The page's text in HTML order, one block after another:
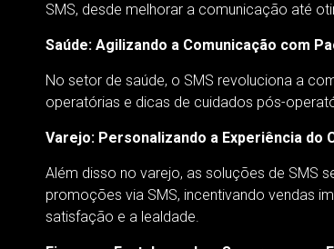
SMS, desde melhorar a comunicação até
Saúde: Agilizando a Comunicação com
No setor de saúde, o SMS revoluciona a
operatórias e dicas de cuidados pós-
Varejo: Personalizando a Experiência do
Além disso no varejo, as soluções de SMS
promoções via SMS, incentivando vendas
satisfação e a lealdade.